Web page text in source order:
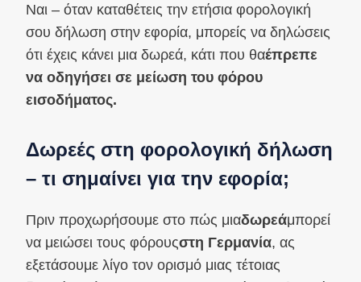
Ναι – όταν καταθέτεις την ετήσια φορολογική
σου δήλωση στην εφορία, μπορείς να δηλώσεις
ότι έχεις κάνει μια δωρεά, κάτι που θαέπρεπε
να οδηγήσει σε μείωση του φόρου
εισοδήματος.
Δωρεές στη φορολογική δήλωση
– τι σημαίνει για την εφορία;
Πριν προχωρήσουμε στο πώς μιαδωρεάμπορεί
να μειώσει τους φόρουςστη Γερμανία, ας
εξετάσουμε λίγο τον ορισμό μιας τέτοιας